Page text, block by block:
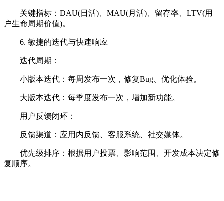
关键指标：DAU(日活)、MAU(月活)、留存率、LTV(用
户生命周期价值)。
6. 敏捷的迭代与快速响应
迭代周期：
小版本迭代：每周发布一次，修复Bug、优化体验。
大版本迭代：每季度发布一次，增加新功能。
用户反馈闭环：
反馈渠道：应用内反馈、客服系统、社交媒体。
优先级排序：根据用户投票、影响范围、开发成本决定修
复顺序。